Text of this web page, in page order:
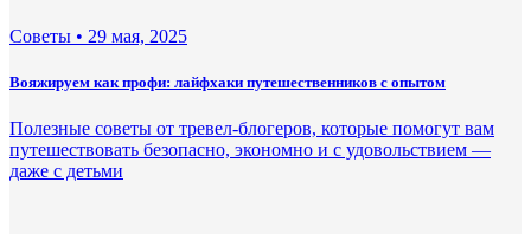
Советы • 29 мая, 2025
Вояжируем как профи: лайфхаки путешественников с опытом
Полезные советы от тревел-блогеров, которые помогут вам
путешествовать безопасно, экономно и с удовольствием —
даже с детьми